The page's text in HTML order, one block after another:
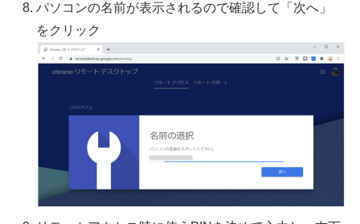
パソコンの名前が表示されるので確認して「次へ」
をクリック